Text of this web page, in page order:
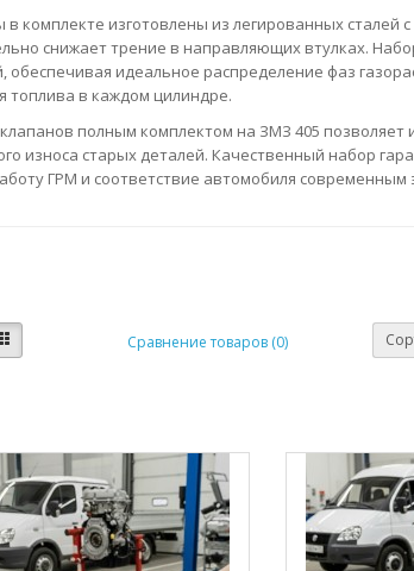
в комплекте изготовлены из легированных
снижает трение в направляющих втулках.
обеспечивая идеальное распределение фаз
топлива в каждом цилиндре.
полным комплектом на ЗМЗ 405 позволяет
износа старых деталей. Качественный набор
ГРМ и соответствие автомобиля современным
Сравнение товаров (0)